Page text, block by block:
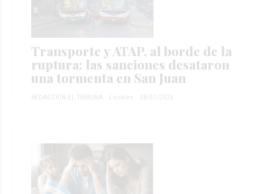
Transporte y ATAP, al borde de la
ruptura: las sanciones desataron
una tormenta en San Juan
REDACCIÓN EL TRIBUNA Locales 28/07/2026